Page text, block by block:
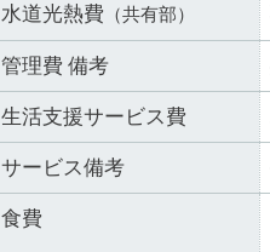
水道光熱費 （共有部）
管理費 備考
生活支援サービス費
サービス備考
食費